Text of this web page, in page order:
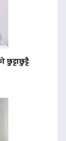
छुट्टाछुट्टै